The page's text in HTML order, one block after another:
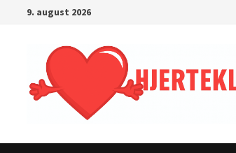
9. august 2026